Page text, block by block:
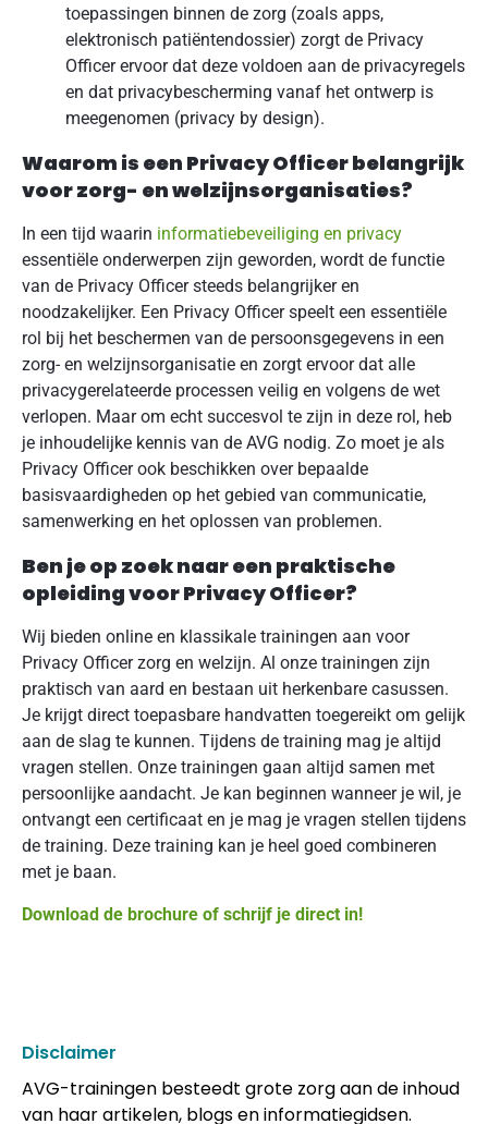
toepassingen binnen de zorg (zoals apps,
elektronisch patiëntendossier) zorgt de Privacy
Officer ervoor dat deze voldoen aan de privacyregels
en dat privacybescherming vanaf het ontwerp is
meegenomen (privacy by design).
Waarom is een Privacy Officer belangrijk
voor zorg- en welzijnsorganisaties?
In een tijd waarin informatiebeveiliging en privacy
essentiële onderwerpen zijn geworden, wordt de functie
van de Privacy Officer steeds belangrijker en
noodzakelijker. Een Privacy Officer speelt een essentiële
rol bij het beschermen van de persoonsgegevens in een
zorg- en welzijnsorganisatie en zorgt ervoor dat alle
privacygerelateerde processen veilig en volgens de wet
verlopen. Maar om echt succesvol te zijn in deze rol, heb
je inhoudelijke kennis van de AVG nodig. Zo moet je als
Privacy Officer ook beschikken over bepaalde
basisvaardigheden op het gebied van communicatie,
samenwerking en het oplossen van problemen.
Ben je op zoek naar een praktische
opleiding voor Privacy Officer?
Wij bieden online en klassikale trainingen aan voor
Privacy Officer zorg en welzijn. Al onze trainingen zijn
praktisch van aard en bestaan uit herkenbare casussen.
Je krijgt direct toepasbare handvatten toegereikt om gelijk
aan de slag te kunnen. Tijdens de training mag je altijd
vragen stellen. Onze trainingen gaan altijd samen met
persoonlijke aandacht. Je kan beginnen wanneer je wil, je
ontvangt een certificaat en je mag je vragen stellen tijdens
de training. Deze training kan je heel goed combineren
met je baan.
Download de brochure of schrijf je direct in!
Disclaimer
AVG-trainingen besteedt grote zorg aan de inhoud
van haar artikelen, blogs en informatiegidsen.